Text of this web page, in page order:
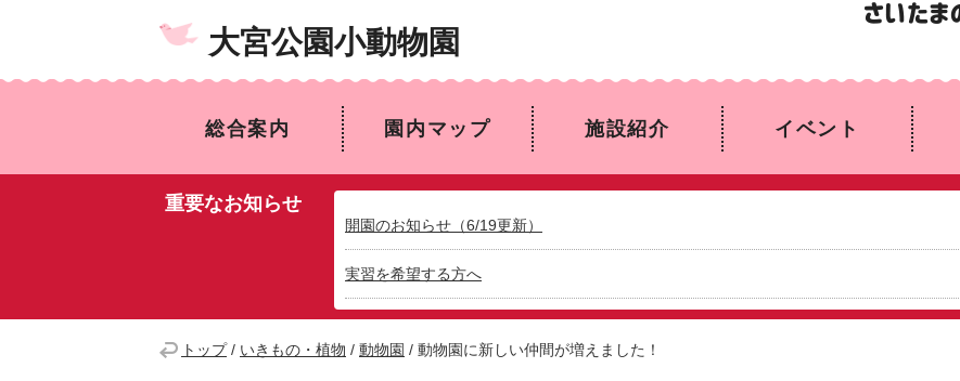
大宮公園小動物園
総合案内 園内マップ 施設紹介 イベント
重要なお知らせ
開園のお知らせ（6/19更新）
実習を希望する方へ
トップ/ いきもの・植物 / 動物園 / 動物園に新しい仲間が増えました！